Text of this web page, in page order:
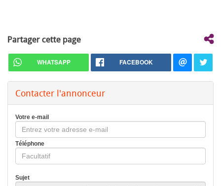
Partager cette page
WHATSAPP FACEBOOK
Contacter l'annonceur
Votre e-mail
Téléphone
Sujet